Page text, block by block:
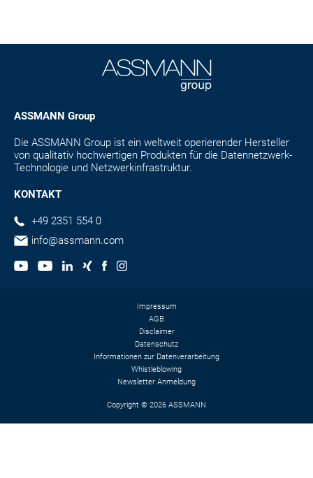
ASSMANN Group
Die ASSMANN Group ist ein weltweit operierender Hersteller
von qualitativ hochwertigen Produkten für die Datennetzwerk-
Technologie und Netzwerkinfrastruktur.
KONTAKT
+49 2351 554 0
info@assmann.com
Impressum
AGB
Disclaimer
Datenschutz
Informationen zur Datenverarbeitung
Whistleblowing
Newsletter Anmeldung
Copyright © 2026 ASSMANN